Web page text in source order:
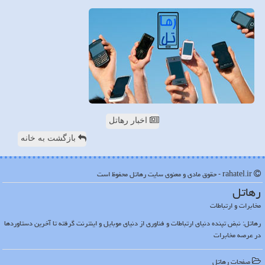
اخبار رهاتل
بازگشت به خانه
رهاتل
مخابرات و ارتباطات
رهاتل: نبض تپنده دنیای ارتباطات و فناوری از دنیای موبایل و اینترنت گرفته تا آخرین دستاوردها
در عرصه مخابرات
صفحات رهاتل